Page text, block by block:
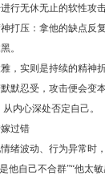
行无休无止的软性攻
打压：拿他的缺点反
。
，实则是持续的精神
默忍受，攻击便会变
内心深处否定自己。
过错
绪波动、行为异常时
他自己不合群”“他太